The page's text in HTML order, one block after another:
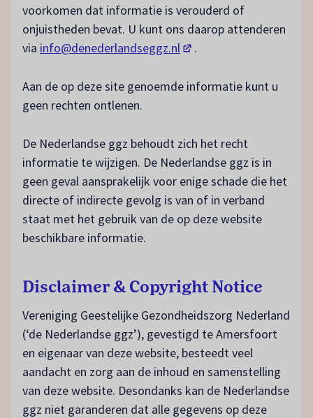
voorkomen dat informatie is verouderd of
onjuistheden bevat. U kunt ons daarop attenderen
via info@denederlandseggz.nl(opent in een nieuw
.
Aan de op deze site genoemde informatie kunt u
geen rechten ontlenen.
De Nederlandse ggz behoudt zich het recht
informatie te wijzigen. De Nederlandse ggz is in
geen geval aansprakelijk voor enige schade die het
directe of indirecte gevolg is van of in verband
staat met het gebruik van de op deze website
beschikbare informatie.
Disclaimer & Copyright Notice
Vereniging Geestelijke Gezondheidszorg Nederland
(‘de Nederlandse ggz’), gevestigd te Amersfoort
en eigenaar van deze website, besteedt veel
aandacht en zorg aan de inhoud en samenstelling
van deze website. Desondanks kan de Nederlandse
ggz niet garanderen dat alle gegevens op deze